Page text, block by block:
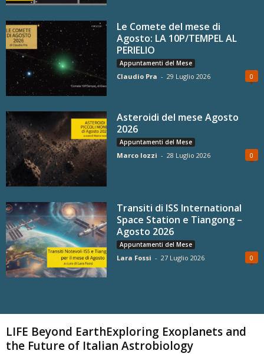
Le Comete del mese di
Agosto: LA 10P/TEMPEL AL
PERIELIO
Appuntamenti del Mese
Claudio Pra - 29 Luglio 2026 0
Asteroidi del mese Agosto
2026
Appuntamenti del Mese
Marco Iozzi - 28 Luglio 2026 0
Transiti di ISS International
Space Station e Tiangong –
Agosto 2026
Appuntamenti del Mese
Lara Fossi - 27 Luglio 2026 0
LIFE Beyond EarthExploring Exoplanets and
the Future of Italian Astrobiology